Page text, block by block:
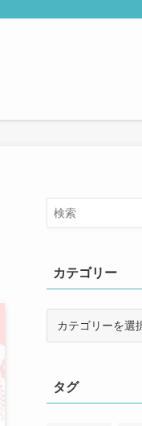
カテゴリー
ータグ